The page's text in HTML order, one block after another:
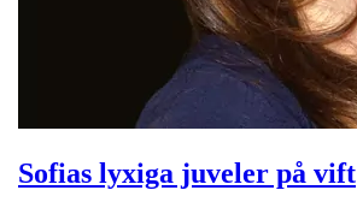
Sofias lyxiga juveler på vift